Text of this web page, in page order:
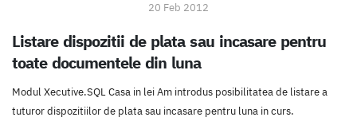
20 Feb 2012
Listare dispozitii de plata sau incasare pentru
toate documentele din luna
Modul Xecutive.SQL Casa in lei Am introdus posibilitatea de listare a
tuturor dispozitiilor de plata sau incasare pentru luna in curs.